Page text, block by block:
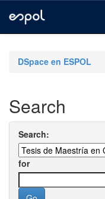
navigationDSpace en ESPOL
Search
Search:
for